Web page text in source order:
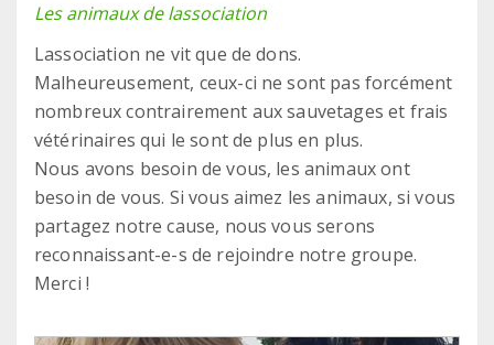
Les animaux de lassociation
Lassociation ne vit que de dons.
Malheureusement, ceux-ci ne sont pas forcément
nombreux contrairement aux sauvetages et frais
vétérinaires qui le sont de plus en plus.
Nous avons besoin de vous, les animaux ont
besoin de vous. Si vous aimez les animaux, si vous
partagez notre cause, nous vous serons
reconnaissant-e-s de rejoindre notre groupe.
Merci !